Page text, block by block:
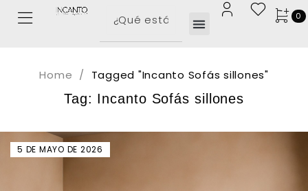
0
Tag: Incanto Sofás sillones
Home / Tagged "Incanto Sofás sillones"
5 DE MAYO DE 2026